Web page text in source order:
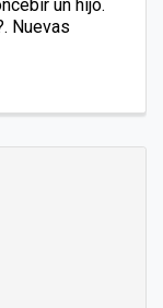
un hijo.
Nuevas